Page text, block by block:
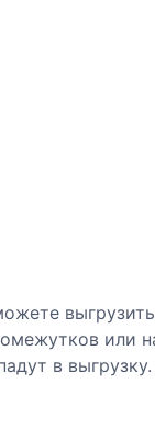
или
в выгрузку.